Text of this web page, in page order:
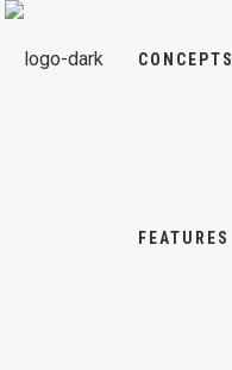
CONCEPTS
FEATURES